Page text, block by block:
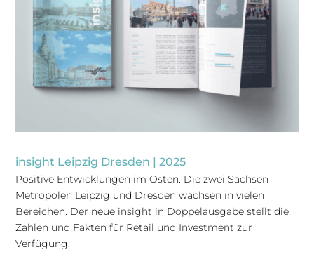
insight Leipzig Dresden | 2025
Positive Entwicklungen im Osten. Die zwei Sachsen
Metropolen Leipzig und Dresden wachsen in vielen
Bereichen. Der neue insight in Doppelausgabe stellt die
Zahlen und Fakten für Retail und Investment zur
Verfügung.